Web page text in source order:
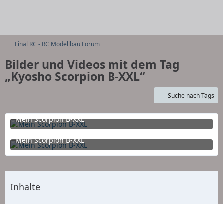
Final RC - RC Modellbau Forum
Bilder und Videos mit dem Tag
„Kyosho Scorpion B-XXL“
Suche nach Tags
Mein Scorpion B-XXL
13. März 2016 um 13:21
Mein Scorpion B-XXL
13. März 2016 um 13:21
Inhalte